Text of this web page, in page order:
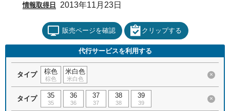
情報取得日 2013年11月23日
販売ページを確認 クリップする
代行サービスを利用する
タイプ 棕色
棕色
米白色
米白色
×
タイプ 35
35
36
36
37
37
38
38
39
39
×